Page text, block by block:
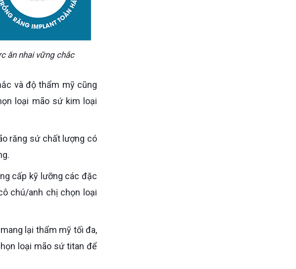
ăn nhai vững chắc
loại mão sứ kim loại
chú/anh chị chọn loại
loại mão sứ titan để